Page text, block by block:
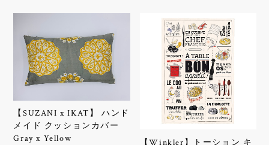
【SUZANI x IKAT】 ハンド
メイド クッションカバー
Gray x Yellow
【Winkler】トーション キ